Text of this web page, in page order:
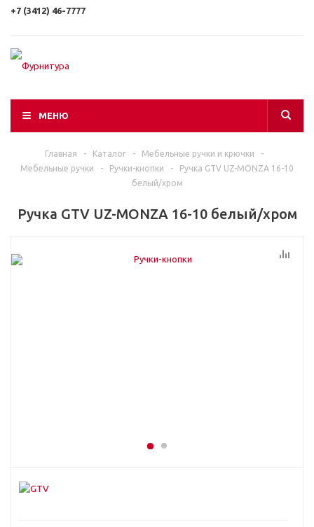
+7 (3412) 46-7777
МЕНЮ
Главная - Каталог - Мебельные ручки и крючки
-
Мебельные ручки
- Ручки-кнопки -
Ручка GTV UZ-MONZA 16-10
белый/хром
Ручка GTV UZ-MONZA 16-10 белый/хром